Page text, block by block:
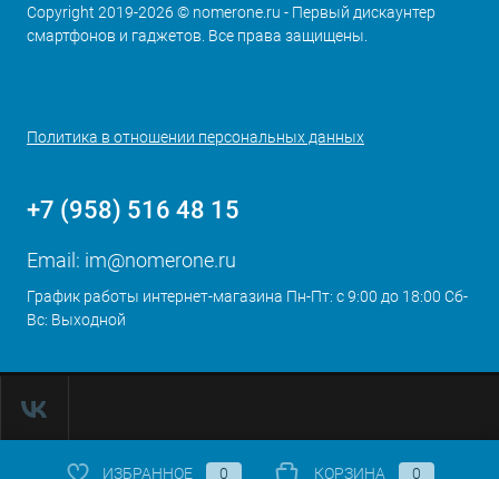
Copyright 2019-2026 © nomerone.ru - Первый дискаунтер
смартфонов и гаджетов. Все права защищены.
Политика в отношении персональных данных
+7 (958) 516 48 15
Email: im@nomerone.ru
График работы интернет-магазина Пн-Пт: с 9:00 до 18:00 Сб-
Вс: Выходной
ИЗБРАННОЕ 0 КОРЗИНА 0